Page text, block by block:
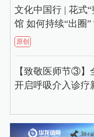
文化中国行 | 花式
馆 如何持续“出圈”
原创
【致敬医师节③】
开启呼吸介入诊疗